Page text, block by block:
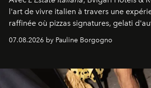
l'art de vivre italien à travers une
raffinée où pizzas signatures, gelati
07.08.2026 by Pauline Borgogno